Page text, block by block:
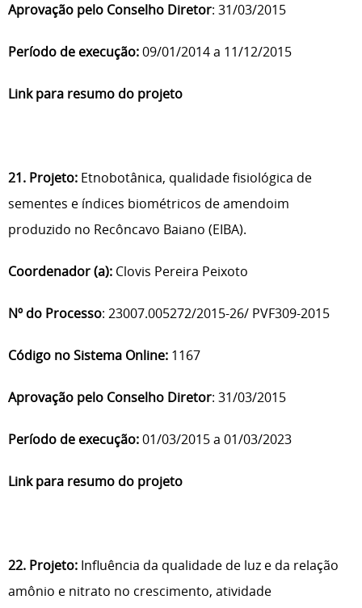
Aprovação pelo Conselho Diretor: 31/03/2015
Período de execução:09/01/2014 a 11/12/2015
Link para resumo do projeto
21. Projeto: Etnobotânica, qualidade fisiológica de
sementes e índices biométricos de amendoim
produzido no Recôncavo Baiano (EIBA).
Coordenador (a): Clovis Pereira Peixoto
Nº do Processo: 23007.005272/2015-26/ PVF309-2015
Código no Sistema Online: 1167
Aprovação pelo Conselho Diretor: 31/03/2015
Período de execução:01/03/2015 a 01/03/2023
Link para resumo do projeto
22. Projeto: Influência da qualidade de luz e da relação
amônio e nitrato no crescimento, atividade